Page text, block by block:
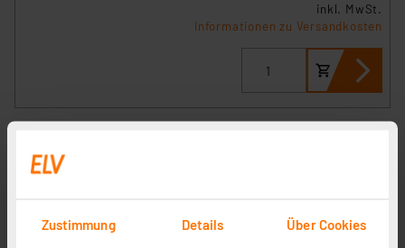
Zustimmung Details Über Cookies
inkl. MwSt.
Informationen zu Versandkosten